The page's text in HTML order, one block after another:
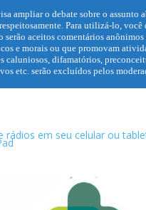
ampliar o debate sobre o assunto
Para utilizá-lo, você
serão aceitos comentários
e morais ou que promovam
caluniosos, difamatórios,
etc. serão excluídos pelos